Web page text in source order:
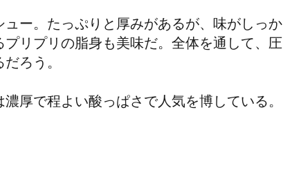
ー。たっぷりと厚みがあるが、味がしっか
プリプリの脂身も美味だ。全体を通して、圧
ろう。
厚で程よい酸っぱさで人気を博している。